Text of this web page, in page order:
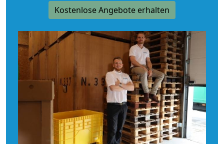
Kostenlose Angebote erhalten